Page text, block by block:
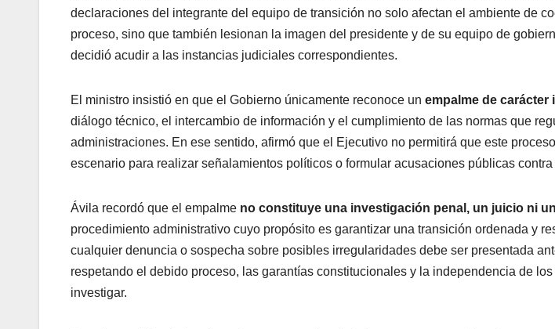
declaraciones del integrante del equipo de transición no solo afectan el ambiente de
proceso, sino que también lesionan la imagen del presidente y de su equipo de
decidió acudir a las instancias judiciales correspondientes.
El ministro insistió en que el Gobierno únicamente reconoce un empalme de carácter
diálogo técnico, el intercambio de información y el cumplimiento de las normas que
administraciones. En ese sentido, afirmó que el Ejecutivo no permitirá que este
escenario para realizar señalamientos políticos o formular acusaciones públicas
Ávila recordó que el empalme no constituye una investigación penal, un juicio ni
procedimiento administrativo cuyo propósito es garantizar una transición ordenada y
cualquier denuncia o sospecha sobre posibles irregularidades debe ser presentada
respetando el debido proceso, las garantías constitucionales y la independencia de
investigar.